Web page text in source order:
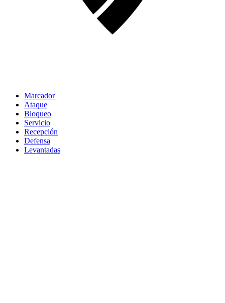
Marcador
Ataque
Bloqueo
Servicio
Recepción
Defensa
Levantadas